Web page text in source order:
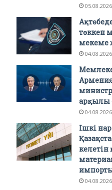
05.08.2026
төккен
мекеме
04.08.2026
арқылы
04.08.2026
Ішкі
04.08.2026